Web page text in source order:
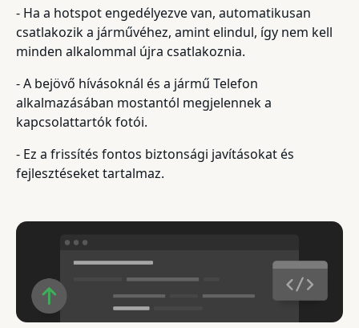
- Ha a hotspot engedélyezve van, automatikusan
csatlakozik a járművéhez, amint elindul, így nem kell
minden alkalommal újra csatlakoznia.
- A bejövő hívásoknál és a jármű Telefon
alkalmazásában mostantól megjelennek a
kapcsolattartók fotói.
- Ez a frissítés fontos biztonsági javításokat és
fejlesztéseket tartalmaz.